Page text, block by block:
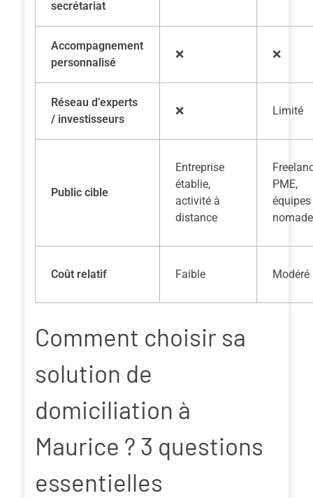
secrétariat
Accompagnement
personnalisé
❌ ❌
Réseau d’experts
/ investisseurs
❌ Limité
Public cible
Entreprise
établie,
activité à
distance
PME,
équipes
Coût relatif Faible Modéré
Comment choisir sa
solution de
domiciliation à
Maurice ? 3 questions
essentielles